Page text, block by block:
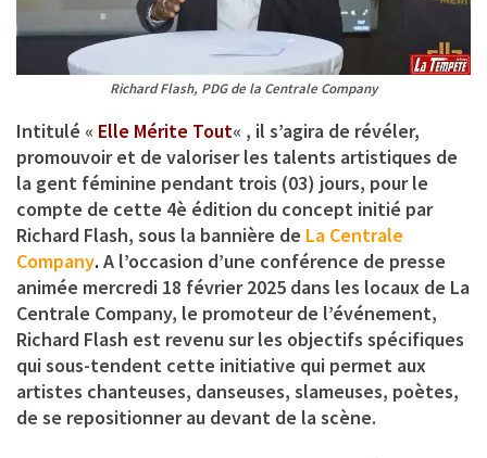
Richard Flash, PDG de la Centrale Company
Intitulé « Elle Mérite Tout« , il s’agira de révéler,
promouvoir et de valoriser les talents artistiques de
la gent féminine pendant trois (03) jours, pour le
compte de cette 4è édition du concept initié par
Richard Flash, sous la bannière de La Centrale
Company. A l’occasion d’une conférence de presse
animée mercredi 18 février 2025 dans les locaux de La
Centrale Company, le promoteur de l’événement,
Richard Flash est revenu sur les objectifs spécifiques
qui sous-tendent cette initiative qui permet aux
artistes chanteuses, danseuses, slameuses, poètes,
de se repositionner au devant de la scène.